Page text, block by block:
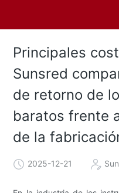
Principales
Sunsred
de retorno de
baratos frente
de la
2025-12-21